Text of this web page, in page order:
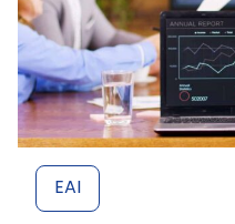
EAI